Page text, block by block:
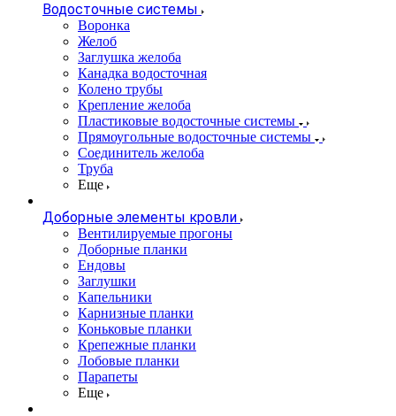
Водосточные системы
Воронка
Желоб
Заглушка желоба
Канадка водосточная
Колено трубы
Крепление желоба
Пластиковые водосточные системы
Прямоугольные водосточные системы
Соединитель желоба
Труба
Еще
Доборные элементы кровли
Вентилируемые прогоны
Доборные планки
Ендовы
Заглушки
Капельники
Карнизные планки
Коньковые планки
Крепежные планки
Лобовые планки
Парапеты
Еще